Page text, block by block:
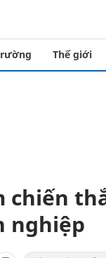
Thế giới
chiến
nghiệp